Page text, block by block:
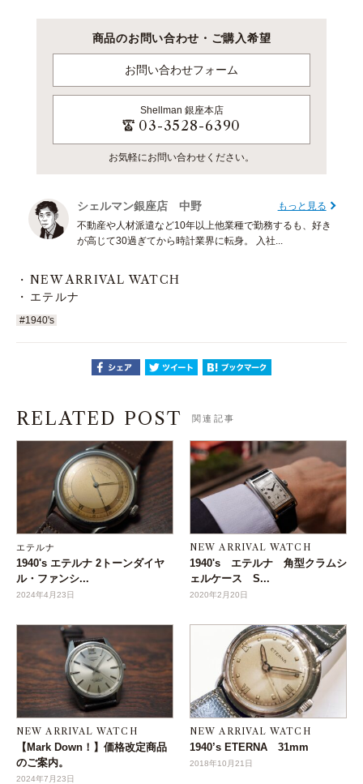
商品のお問い合わせ・ご購入希望
お問い合わせフォーム
Shellman 銀座本店
03-3528-6390
お気軽にお問い合わせください。
シェルマン銀座店 中野
もっと見る
不動産や人材派遣など10年以上他業種で勤務するも、好き
が高じて30過ぎてから時計業界に転身。 入社...
NEW ARRIVAL WATCH
エテルナ
#1940's
RELATED POST 関連記事
エテルナ
1940's エテルナ 2トーンダイヤ
ル・ファンシ...
2024年4月23日
NEW ARRIVAL WATCH
1940's エテルナ 角型クラムシ
ェルケース S...
2020年2月20日
NEW ARRIVAL WATCH
【Mark Down！】価格改定商品
のご案内。
2024年7月23日
NEW ARRIVAL WATCH
1940’s ETERNA 31mm
2018年10月21日